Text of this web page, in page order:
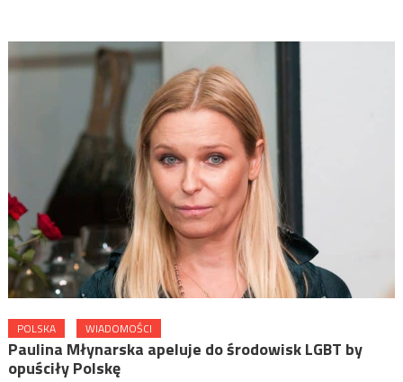
POLSKA WIADOMOŚCI
Paulina Młynarska apeluje do środowisk LGBT by
opuściły Polskę